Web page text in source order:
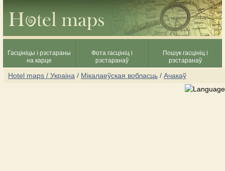
Гасцініцы і рэстараны
на карце
Фота гасцініц і
рэстаранаў
Пошук гасцініц і
рэстаранаў
Hotel maps / Украіна / Мікалаеўская вобласць / Ачакаў